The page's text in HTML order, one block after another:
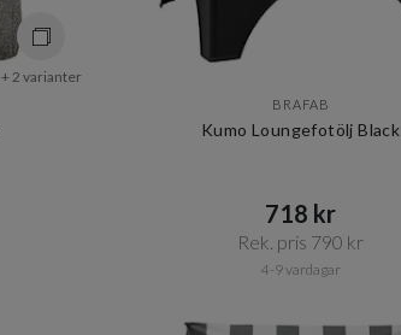
+ 2 varianter
BRAFAB
Kumo Loungefotölj Black
718 kr​​
Rek. pris 790 kr​​
4-9 vardagar